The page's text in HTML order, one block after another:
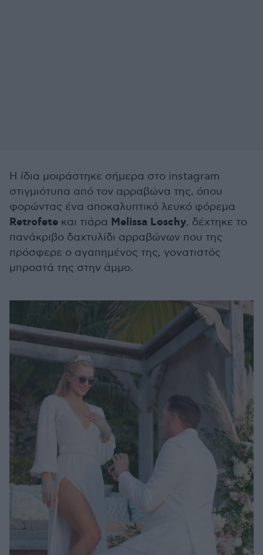
Η ίδια μοιράστηκε σήμερα στο instagram
στιγμιότυπα από τον αρραβώνα της, όπου
φορώντας ένα αποκαλυπτικό λευκό φόρεμα
Retrofete και τιάρα Melissa Loschy, δέχτηκε το
πανάκριβο δαχτυλίδι αρραβώνων που της
πρόσφερε ο αγαπημένος της, γονατιστός
μπροστά της στην άμμο.